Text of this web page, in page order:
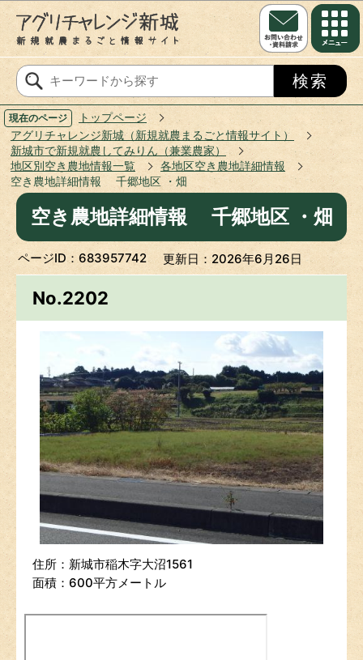
このページの本文へ移動
現在のページ
トップページ
アグリチャレンジ新城（新規就農まるごと情報サイト）
新城市で新規就農してみりん（兼業農家）
地区別空き農地情報一覧
各地区空き農地詳細情報
空き農地詳細情報 千郷地区 ・畑
空き農地詳細情報 千郷地区 ・畑
ページID：683957742 更新日：2026年6月26日
No.2202
住所：新城市稲木字大沼1561
面積：600平方メートル